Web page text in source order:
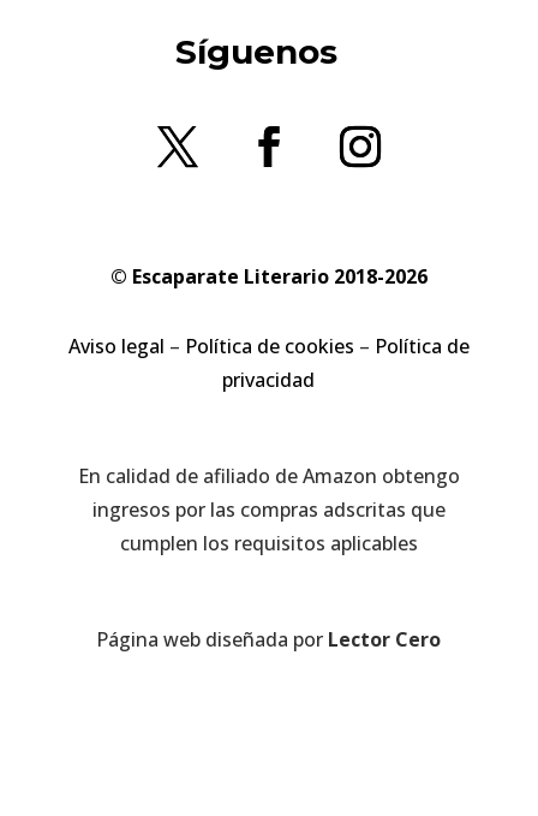
Síguenos
© Escaparate Literario 2018-2026
Aviso legal – Política de cookies – Política de
privacidad
En calidad de afiliado de Amazon obtengo
ingresos por las compras adscritas que
cumplen los requisitos aplicables
Página web diseñada por Lector Cero